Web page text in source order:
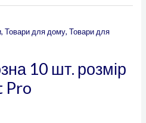
,Товари для дому,Товари для
10 шт. розмір
Pro